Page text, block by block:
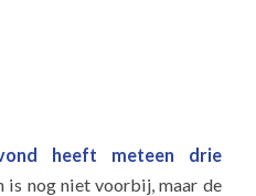
heeft meteen drie
is nog niet voorbij, maar de